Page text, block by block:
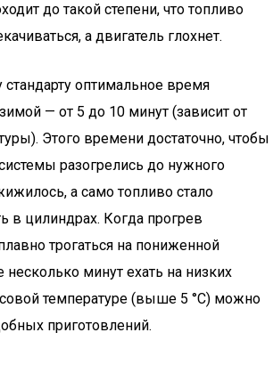
до такой степени, что топливо
а двигатель глохнет.
оптимальное время
— от 5 до 10 минут (зависит от
Этого времени достаточно, чтобы
разогрелись до нужного
а само топливо стало
в цилиндрах. Когда прогрев
трогаться на пониженной
минут ехать на низких
температуре (выше 5 °C) можно
приготовлений.